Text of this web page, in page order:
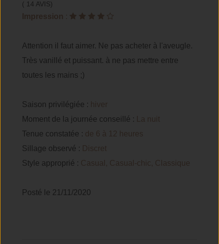
( 14 AVIS)
Impression :
Attention il faut aimer. Ne pas acheter à l'aveugle.
Très vanillé et puissant. à ne pas mettre entre
toutes les mains ;)
Saison privilégiée : hiver
Moment de la journée conseillé :
La nuit
Tenue constatée : de 6 à 12 heures
Sillage observé : Discret
Style approprié : Casual, Casual-chic, Classique
Posté le 21/11/2020